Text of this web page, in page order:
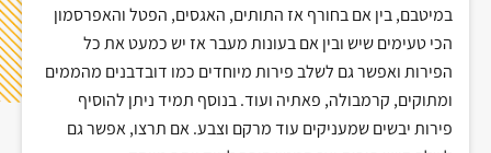
במיטבם,בין אם בחורף אז התותים, האגסים, הפטל והאפרסמון
הכי טעימים שיש ובין אם בעונות מעבר אז יש כמעט את כל
הפירות ואפשר גם לשלב פירות מיוחדים כמו דובדבנים מהממים
ומתוקים, קרמבולה, פאתיה ועוד.בנוסף תמיד ניתן להוסיף
פירות יבשים שמעניקים עוד מרקם וצבע.אם תרצו,אפשר גם